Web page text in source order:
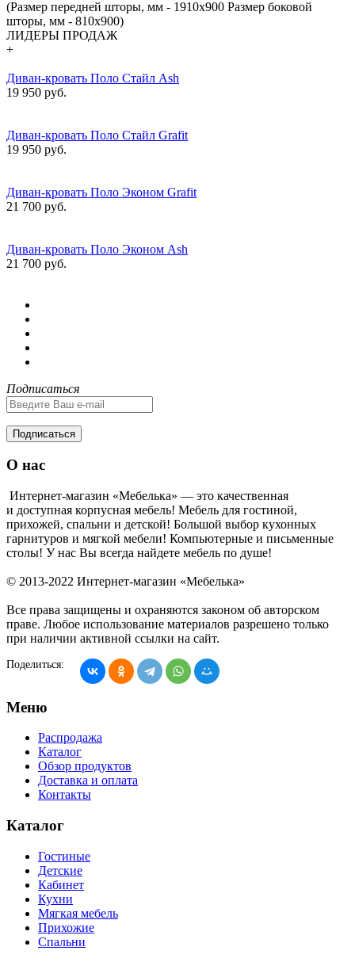
(Размер передней шторы, мм - 1910х900 Размер боковой
шторы, мм - 810х900)
ЛИДЕРЫ ПРОДАЖ
+
Диван-кровать Поло Стайл Ash
19 950 руб.
Диван-кровать Поло Стайл Grafit
19 950 руб.
Диван-кровать Поло Эконом Grafit
21 700 руб.
Диван-кровать Поло Эконом Ash
21 700 руб.
Подписаться
Подписаться
О нас
Интернет-магазин «Мебелька» — это качественная
и доступная корпусная мебель! Мебель для гостиной,
прихожей, спальни и детской! Большой выбор кухонных
гарнитуров и мягкой мебели! Компьютерные и письменные
столы! У нас Вы всегда найдете мебель по душе!
© 2013-2022 Интернет-магазин «Мебелька»
Все права защищены и охраняются законом об авторском
праве. Любое использование материалов разрешено только
при наличии активной ссылки на сайт.
Поделиться:
Меню
Распродажа
Каталог
Обзор продуктов
Доставка и оплата
Контакты
Каталог
Гостиные
Детские
Кабинет
Кухни
Мягкая мебель
Прихожие
Спальни